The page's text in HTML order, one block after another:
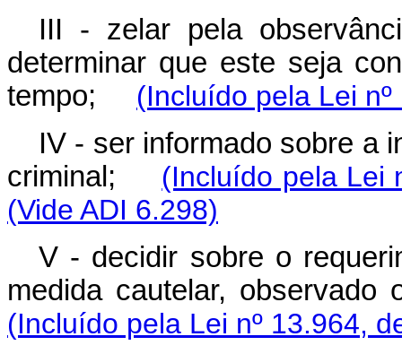
III - zelar pela
determinar que este seja
tempo; (Incluído pela Lei
IV - ser informado sobre a
criminal; (Incluído pela Lei
(Vide ADI 6.298)
V - decidir sobre o
medida cautelar,
(Incluído pela Lei nº 13.964,